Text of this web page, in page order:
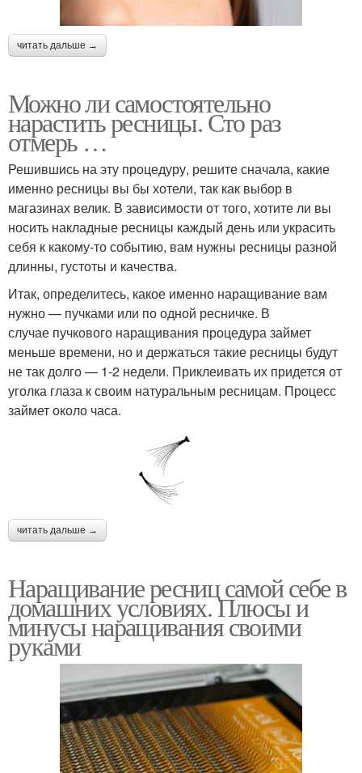
читать дальше →
Можно ли самостоятельно
нарастить ресницы. Сто раз
отмерь …
Решившись на эту процедуру, решите сначала, какие
именно ресницы вы бы хотели, так как выбор в
магазинах велик. В зависимости от того, хотите ли вы
носить накладные ресницы каждый день или украсить
себя к какому-то событию, вам нужны ресницы разной
длинны, густоты и качества.
Итак, определитесь, какое именно наращивание вам
нужно — пучками или по одной ресничке. В
случае пучкового наращивания процедура займет
меньше времени, но и держаться такие ресницы будут
не так долго — 1-2 недели. Приклеивать их придется от
уголка глаза к своим натуральным ресницам. Процесс
займет около часа.
читать дальше →
Наращивание ресниц самой себе в
домашних условиях. Плюсы и
минусы наращивания своими
руками